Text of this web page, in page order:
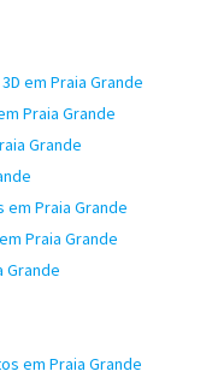
em Praia Grande
Praia Grande
Grande
Praia Grande
Praia Grande
Grande
em Praia Grande